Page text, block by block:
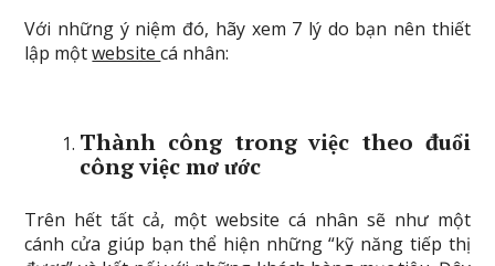
Với những ý niệm đó, hãy xem 7 lý do bạn nên thiết
lập mộtwebsitecá nhân:
Thành công trong việc theo đuổi
công việc mơ ước
Trên hết tất cả, một website cá nhân sẽ như một
cánh cửa giúp bạn thể hiện những “kỹ năng tiếp thị